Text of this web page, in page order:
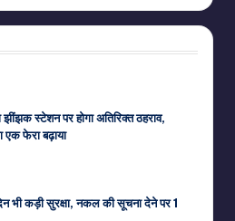
स्टेशन पर होगा अतिरिक्त ठहराव,
फेरा बढ़ाया
भी कड़ी सुरक्षा, नकल की सूचना देने पर 1